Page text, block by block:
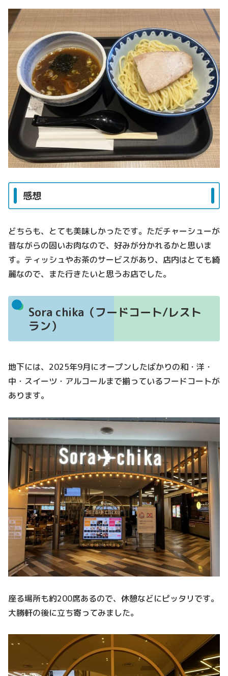
感想
どちらも、とても美味しかったです。ただチャーシューが
昔ながらの固いお肉なので、好みが分かれるかと思いま
す。ティッシュやお茶のサービスがあり、店内はとても綺
麗なので、また行きたいと思うお店でした。
Sora chika（フードコート/レスト
ラン）
地下には、2025年9月にオープンしたばかりの和・洋・
中・スイーツ・アルコールまで揃っているフードコートが
あります。
座る場所も約200席あるので、休憩などにピッタリです。
大勝軒の後に立ち寄ってみました。